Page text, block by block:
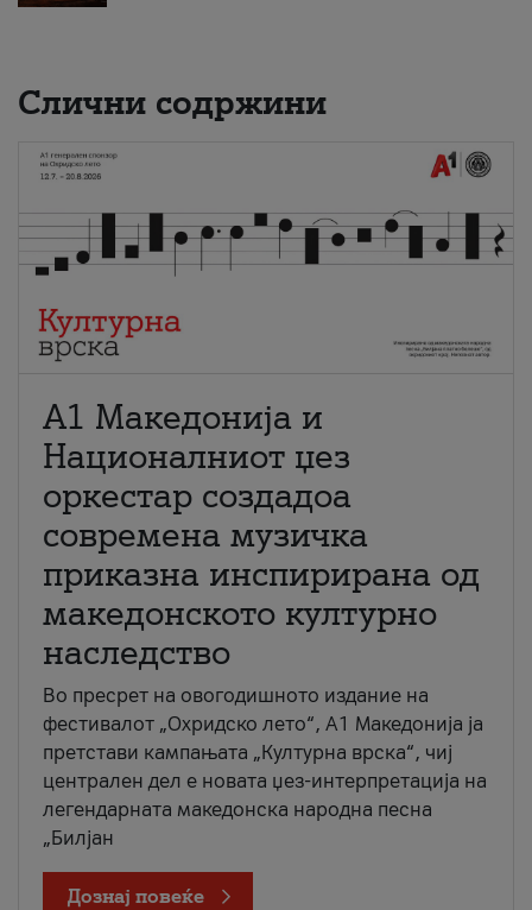
Слични содржини
А1 Македонија и
Националниот џез
оркестар создадоа
современа музичка
приказна инспирирана од
македонското културно
наследство
Во пресрет на овогодишното издание на
фестивалот „Охридско лето“, А1 Македонија ја
претстави кампањата „Културна врска“, чиј
централен дел е новата џез-интерпретација на
легендарната македонска народна песна
„Билјан
Дознај повеќе